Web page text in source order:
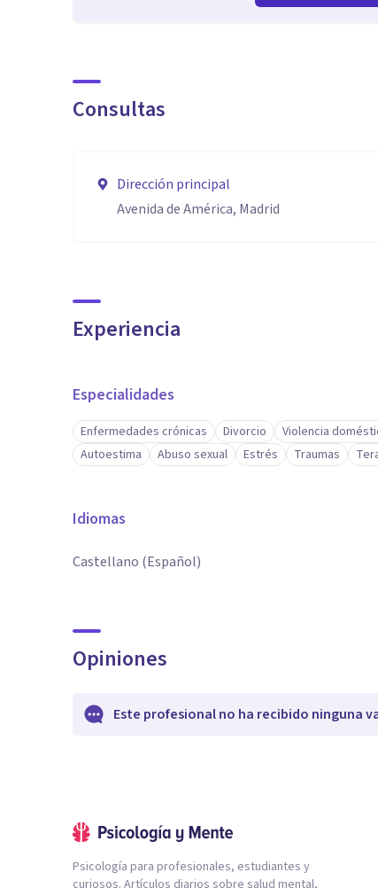
Consultas
Dirección principal
Avenida de América, Madrid
Experiencia
Especialidades
Enfermedades crónicas Divorcio Violencia
Autoestima
Abuso sexual Estrés Traumas
Idiomas
Castellano (Español)
Opiniones
Este profesional no ha recibido ninguna
Psicología para profesionales, estudiantes y
curiosos. Artículos diarios sobre salud mental,